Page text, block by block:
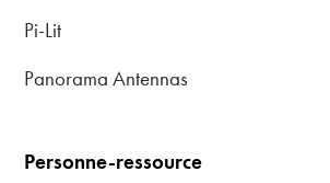
Pi-Lit
Panorama Antennas
Personne-ressource